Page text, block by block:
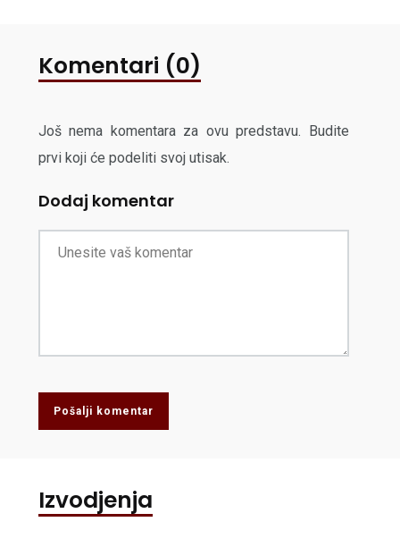
Komentari (0)
Još nema komentara za ovu predstavu. Budite
prvi koji će podeliti svoj utisak.
Dodaj komentar
Pošalji komentar
Izvodjenja